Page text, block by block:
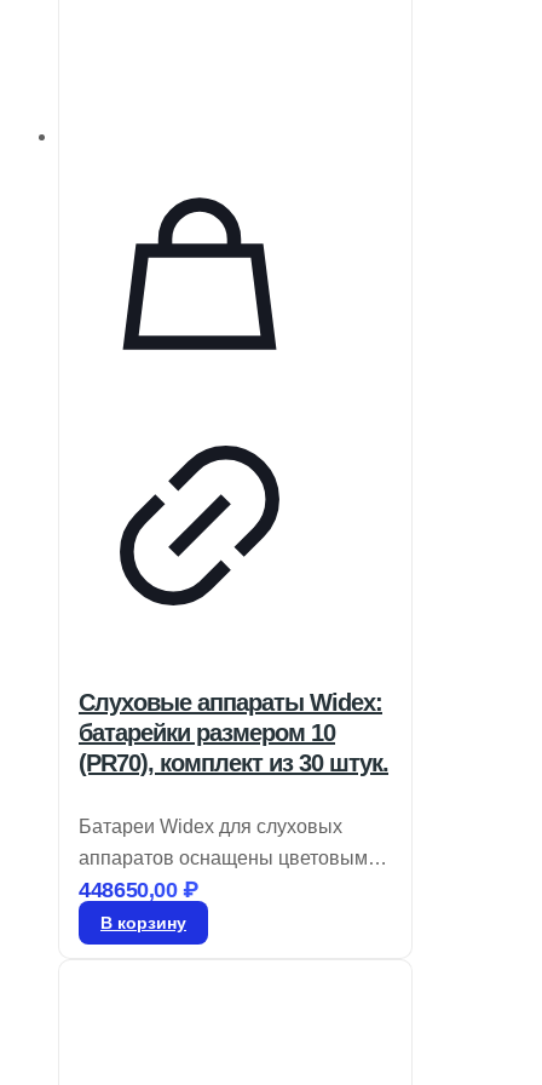
Слуховые аппараты Widex:
батарейки размером 10
(PR70), комплект из 30 штук.
Батареи Widex для слуховых
аппаратов оснащены цветовым
кодом для легкой идентификации
размера и являются воздушно-
448650,00₽
В корзину